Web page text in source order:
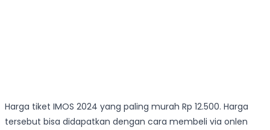
Harga tiket IMOS 2024 yang paling murah Rp 12.500. Harga
tersebut bisa didapatkan dengan cara membeli via onlen